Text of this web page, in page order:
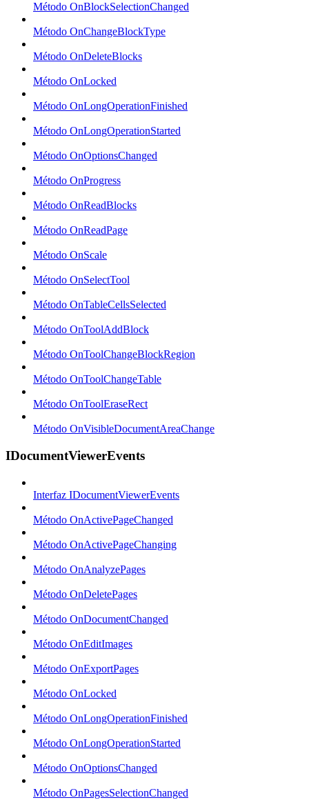
Método OnBlockSelectionChanged
Método OnChangeBlockType
Método OnDeleteBlocks
Método OnLocked
Método OnLongOperationFinished
Método OnLongOperationStarted
Método OnOptionsChanged
Método OnProgress
Método OnReadBlocks
Método OnReadPage
Método OnScale
Método OnSelectTool
Método OnTableCellsSelected
Método OnToolAddBlock
Método OnToolChangeBlockRegion
Método OnToolChangeTable
Método OnToolEraseRect
Método OnVisibleDocumentAreaChange
IDocumentViewerEvents
Interfaz IDocumentViewerEvents
Método OnActivePageChanged
Método OnActivePageChanging
Método OnAnalyzePages
Método OnDeletePages
Método OnDocumentChanged
Método OnEditImages
Método OnExportPages
Método OnLocked
Método OnLongOperationFinished
Método OnLongOperationStarted
Método OnOptionsChanged
Método OnPagesSelectionChanged